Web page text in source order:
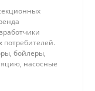
потребителей.
бойлеры,
насосные